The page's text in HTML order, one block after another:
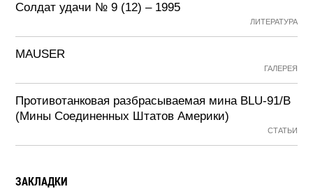
Солдат удачи № 9 (12) – 1995
ЛИТЕРАТУРА
MAUSER
ГАЛЕРЕЯ
Противотанковая разбрасываемая мина BLU-91/B
(Мины Соединенных Штатов Америки)
СТАТЬИ
ЗАКЛАДКИ